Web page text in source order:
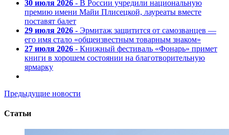
30 июля 2026 - В России учредили национальную
премию имени Майи Плисецкой, лауреаты вместе
поставят балет
29 июля 2026 - Эрмитаж защитится от самозванцев —
его имя стало «общеизвестным товарным знаком»
27 июля 2026 - Книжный фестиваль «Фонарь» примет
книги в хорошем состоянии на благотворительную
ярмарку
Предыдущие новости
Статьи